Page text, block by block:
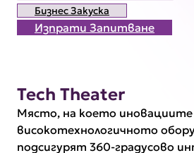
Бизнес Закуска
Изпрати Запитване
Tech Theater
Място, на което
високотехнологичното
подсигурят 360-градусово